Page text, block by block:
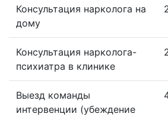
Консультация нарколога на
дому
Консультация нарколога-
психиатра в клинике
Выезд команды
интервенции (убеждение